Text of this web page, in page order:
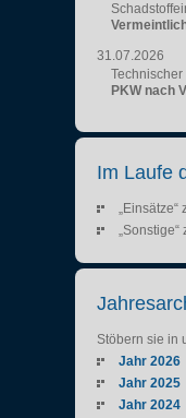
31.07.2026
Technischer
PKW nach
Im Laufe
„Einsätze“
Stöbern sie in
Jahr 2026
Jahr 2025
Jahr 2024